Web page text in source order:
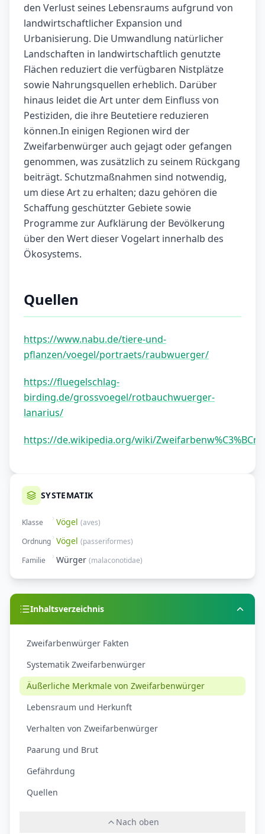
den Verlust seines Lebensraums aufgrund von
landwirtschaftlicher Expansion und
Urbanisierung. Die Umwandlung natürlicher
Landschaften in landwirtschaftlich genutzte
Flächen reduziert die verfügbaren Nistplätze
sowie Nahrungsquellen erheblich. Darüber
hinaus leidet die Art unter dem Einfluss von
Pestiziden, die ihre Beutetiere reduzieren
können.In einigen Regionen wird der
Zweifarbenwürger auch gejagt oder gefangen
genommen, was zusätzlich zu seinem Rückgang
beiträgt. Schutzmaßnahmen sind notwendig,
um diese Art zu erhalten; dazu gehören die
Schaffung geschützter Gebiete sowie
Programme zur Aufklärung der Bevölkerung
über den Wert dieser Vogelart innerhalb des
Ökosystems.
Quellen
https://www.nabu.de/tiere-und-
pflanzen/voegel/portraets/raubwuerger/
https://fluegelschlag-
birding.de/grossvoegel/rotbauchwuerger-
lanarius/
https://de.wikipedia.org/wiki/
SYSTEMATIK
Klasse Vögel (aves)
Ordnung Vögel (passeriformes)
Familie
Würger (malaconotidae)
Inhaltsverzeichnis
Zweifarbenwürger Fakten
Systematik Zweifarbenwürger
Äußerliche Merkmale von Zweifarbenwürger
Lebensraum und Herkunft
Verhalten von Zweifarbenwürger
Paarung und Brut
Gefährdung
Quellen
Nach oben